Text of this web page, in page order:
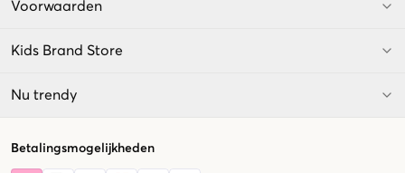
Voorwaarden
Kids Brand Store
Nu trendy
Betalingsmogelijkheden